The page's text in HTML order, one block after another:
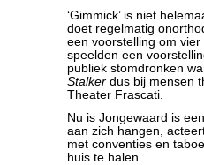
‘Gimmick’ is niet
doet regelmatig
een voorstelling om
speelden een
publiek stomdronken
Stalker dus bij mensen
Theater Frascati.
Nu is Jongewaard is
aan zich hangen,
met conventies en
huis te halen.